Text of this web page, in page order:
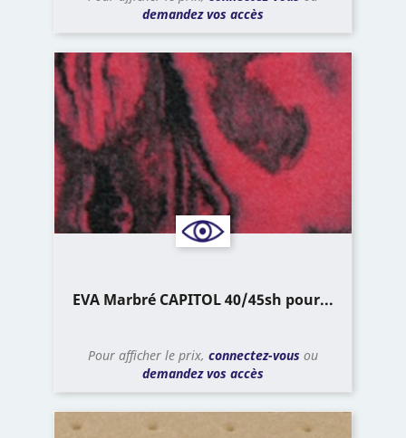
demandez vos accès
EVA Marbré CAPITOL 40/45sh pour...
Pour afficher le prix, connectez-vous ou
demandez vos accès